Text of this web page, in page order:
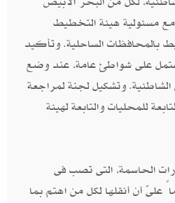
مسئولية هيئة التخطيط
بالمحافظات الساحلية. وتأكيد
على شواطئ عامة، عند وضع
وتشكيل لجنة لمراجعة
للمحليات والتابعة لهيئة
الحاسمة، التى تصب فى
أن أنقلها لكل من اهتم بما